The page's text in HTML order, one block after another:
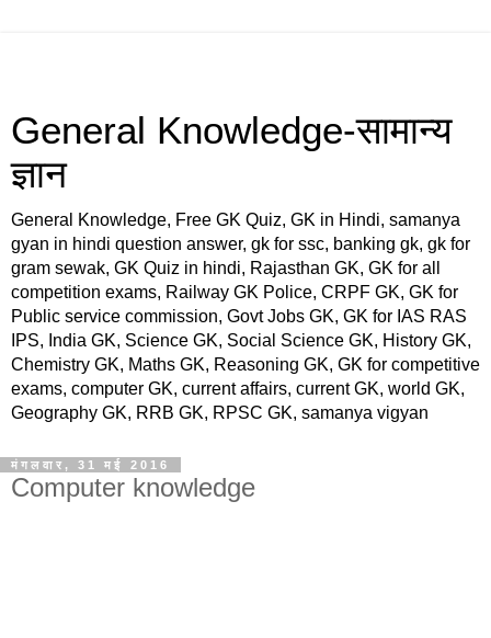
General Knowledge-सामान्य
ज्ञान
General Knowledge, Free GK Quiz, GK in Hindi, samanya
gyan in hindi question answer, gk for ssc, banking gk, gk for
gram sewak, GK Quiz in hindi, Rajasthan GK, GK for all
competition exams, Railway GK Police, CRPF GK, GK for
Public service commission, Govt Jobs GK, GK for IAS RAS
IPS, India GK, Science GK, Social Science GK, History GK,
Chemistry GK, Maths GK, Reasoning GK, GK for competitive
exams, computer GK, current affairs, current GK, world GK,
Geography GK, RRB GK, RPSC GK, samanya vigyan
मंगलवार, 31 मई 2016
Computer knowledge